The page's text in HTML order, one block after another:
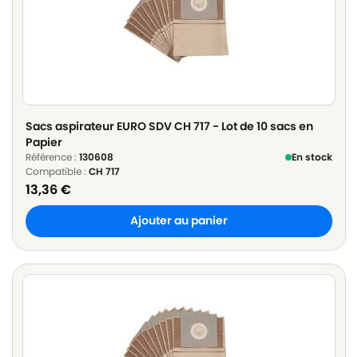
Sacs aspirateur EURO SDV CH 717 - Lot de 10 sacs en
Papier
Référence : 130608
En stock
Compatible : CH 717
13,36€
Ajouter au panier